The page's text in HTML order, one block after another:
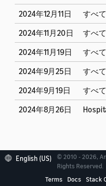
2024年12月11日
すべ
2024年11月20日
すべ
2024年11月19日
すべ
2024年9月25日
すべ
2024年9月19日
すべ
2024年8月26日
English (US)
© 2010 - 2026,
Rights Reserved.
Terms
Docs Stack